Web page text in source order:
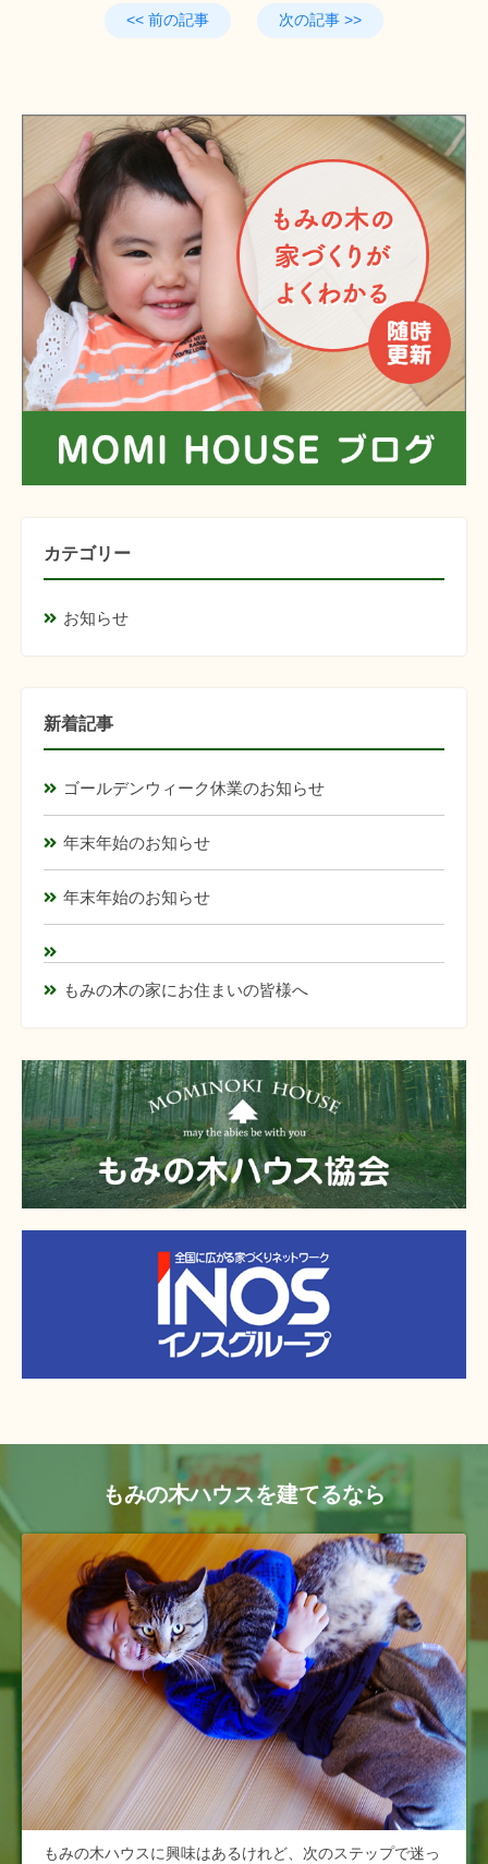
<< 前の記事 次の記事 >>
カテゴリー
お知らせ
新着記事
ゴールデンウィーク休業のお知らせ
年末年始のお知らせ
年末年始のお知らせ
もみの木の家にお住まいの皆様へ
もみの木ハウスを建てるなら
もみの木ハウスに興味はあるけれど、次のステップで迷っ